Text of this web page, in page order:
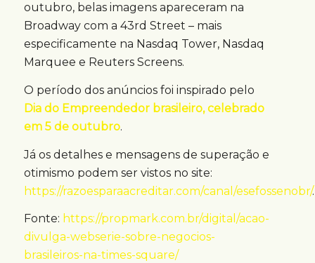
outubro, belas imagens apareceram na
Broadway com a 43rd Street – mais
especificamente na Nasdaq Tower, Nasdaq
Marquee e Reuters Screens.
O período dos anúncios foi inspirado pelo
Dia do Empreendedor brasileiro, celebrado
em 5 de outubro.
Já os detalhes e mensagens de superação e
otimismo podem ser vistos no site:
https://razoesparaacreditar.com/canal/esefossenobr/.
Fonte: https://propmark.com.br/digital/acao-
divulga-webserie-sobre-negocios-
brasileiros-na-times-square/